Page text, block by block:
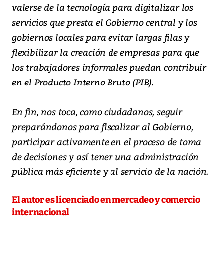
valerse de la tecnología para digitalizar los
servicios que presta el Gobierno central y los
gobiernos locales para evitar largas filas y
flexibilizar la creación de empresas para que
los trabajadores informales puedan contribuir
en el Producto Interno Bruto (PIB).
En fin, nos toca, como ciudadanos, seguir
preparándonos para fiscalizar al Gobierno,
participar activamente en el proceso de toma
de decisiones y así tener una administración
pública más eficiente y al servicio de la nación.
El autor es licenciado en mercadeo y comercio
internacional